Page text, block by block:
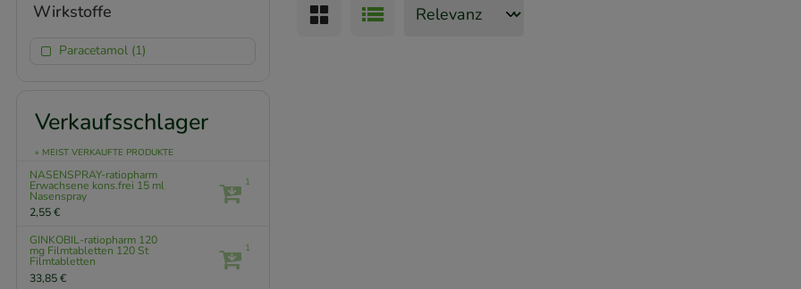
Wirkstoffe
Paracetamol (1)
Verkaufsschlager
» MEIST VERKAUFTE PRODUKTE
NASENSPRAY-ratiopharm
Erwachsene kons.frei 15 ml
Nasenspray
2,55 €
1
GINKOBIL-ratiopharm 120
mg Filmtabletten 120 St
Filmtabletten
33,85 €
1